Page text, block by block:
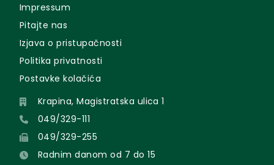
Impressum
Pitajte nas
Izjava o pristupačnosti
Politika privatnosti
Postavke kolačića
Krapina, Magistratska ulica 1
049/329-111
049/329-255
Radnim danom od 7 do 15